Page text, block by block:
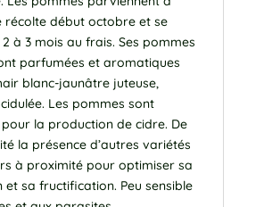
récolte début octobre et se
à 3 mois au frais. Ses pommes
parfumées et aromatiques
blanc-jaunâtre juteuse,
Les pommes sont
la production de cidre. De
la présence d’autres variétés
à proximité pour optimiser sa
et sa fructification. Peu sensible